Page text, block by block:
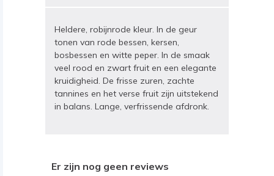
Heldere, robijnrode kleur. In de geur
tonen van rode bessen, kersen,
bosbessen en witte peper. In de smaak
veel rood en zwart fruit en een elegante
kruidigheid. De frisse zuren, zachte
tannines en het verse fruit zijn uitstekend
in balans. Lange, verfrissende afdronk.
Er zijn nog geen reviews